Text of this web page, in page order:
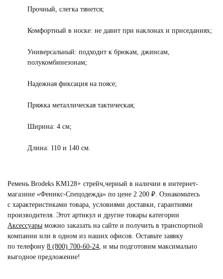
Прочный, слегка тянется;
Комфортный в носке: не давит при наклонах и приседаниях;
Универсальный: подходит к брюкам, джинсам,
полукомбинезонам;
Надежная фиксация на поясе;
Пряжка металлическая тактическая;
Ширина: 4 см;
Длина: 110 и 140 см.
Ремень Brodeks KM128+ стрейч,черный в наличии в интернет-
магазине «Феникс-Спецодежда» по цене 2 200 ₽. Ознакомьтесь
с характеристиками товара, условиями доставки, гарантиями
производителя. Этот артикул и другие товары категории
Аксессуары можно заказать на сайте и получить в транспортной
компании или в одном из наших офисов. Оставьте заявку
по телефону 8 (800) 700-60-24 и мы подготовим максимально
выгодное предложение!